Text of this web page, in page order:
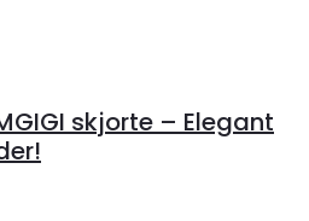
skjorte – Elegant